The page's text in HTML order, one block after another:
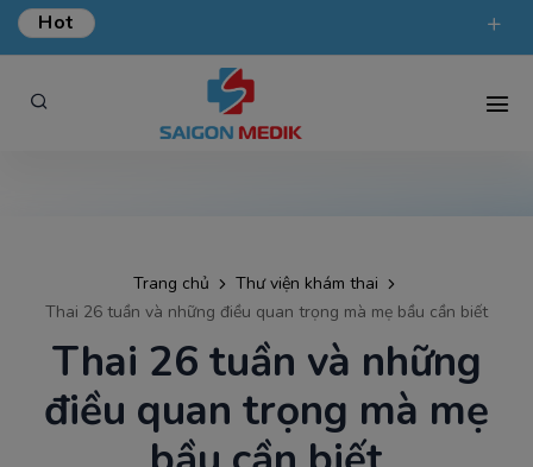
Hot
ƯU ĐÃI KHÁM TỔNG QUÁT TẠI SÀI GÒN MEDIK.
phongkham@saigonmedik.com 19005175
Trang chủ
Thư viện khám thai
Thai 26 tuần và những điều quan trọng mà mẹ bầu cần biết
Thai 26 tuần và những
điều quan trọng mà mẹ